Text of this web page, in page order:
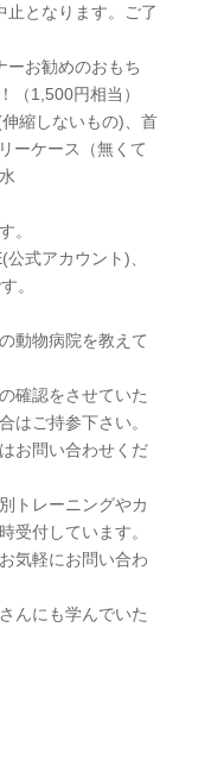
止となります。ご了
お勧めのおもち
1,500円相当）
縮しないもの)、首
ーケース（無くて
。
式アカウント)、
。
動物病院を教えて
確認をさせていた
はご持参下さい。
お問い合わせくだ
トレーニングやカ
受付しています。
気軽にお問い合わ
んにも学んでいた